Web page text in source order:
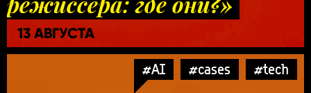
13 АВГУСТА
#AI #cases #tech